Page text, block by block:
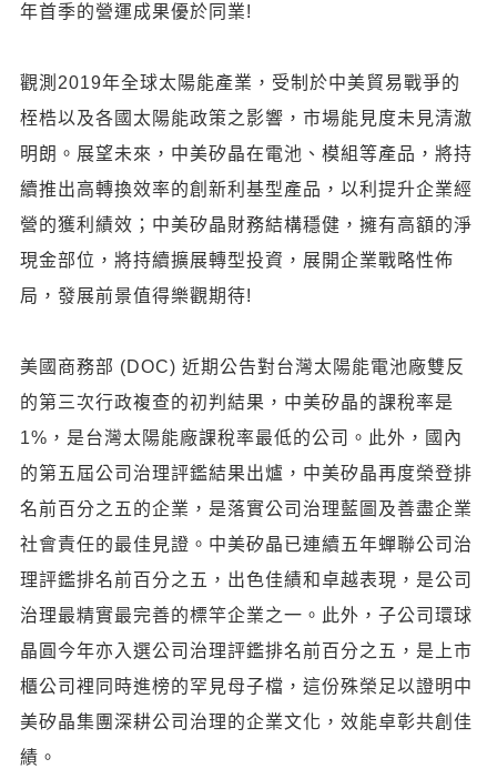
年首季的營運成果優於同業!
觀測2019年全球太陽能產業，受制於中美貿易戰爭的
桎梏以及各國太陽能政策之影響，市場能見度未見清澈
明朗。展望未來，中美矽晶在電池、模組等產品，將持
續推出高轉換效率的創新利基型產品，以利提升企業經
營的獲利績效；中美矽晶財務結構穩健，擁有高額的淨
現金部位，將持續擴展轉型投資，展開企業戰略性佈
局，發展前景值得樂觀期待!
美國商務部 (DOC) 近期公告對台灣太陽能電池廠雙反
的第三次行政複查的初判結果，中美矽晶的課稅率是
1%，是台灣太陽能廠課稅率最低的公司。此外，國內
的第五屆公司治理評鑑結果出爐，中美矽晶再度榮登排
名前百分之五的企業，是落實公司治理藍圖及善盡企業
社會責任的最佳見證。中美矽晶已連續五年蟬聯公司治
理評鑑排名前百分之五，出色佳績和卓越表現，是公司
治理最精實最完善的標竿企業之一。此外，子公司環球
晶圓今年亦入選公司治理評鑑排名前百分之五，是上市
櫃公司裡同時進榜的罕見母子檔，這份殊榮足以證明中
美矽晶集團深耕公司治理的企業文化，效能卓彰共創佳
績。